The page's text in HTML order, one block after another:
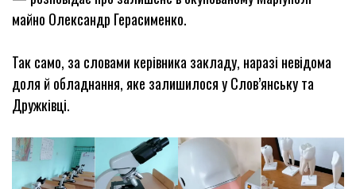
майно Олександр Герасименко.
Так само, за словами керівника закладу, наразі невідома
доля й обладнання, яке залишилося у Слов’янську та
Дружківці.